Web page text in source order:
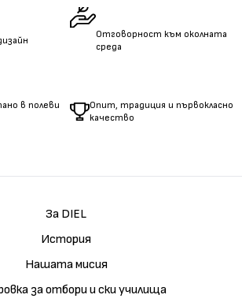
Отговорност към околната
среда
в полеви
Опит, традиция и първокласно
качество
За DIEL
История
Нашата мисия
за отбори и ски училища